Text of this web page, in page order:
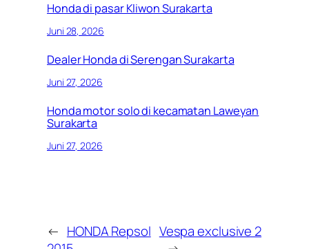
Honda di pasar Kliwon Surakarta
Juni 28, 2026
Dealer Honda di Serengan Surakarta
Juni 27, 2026
Honda motor solo di kecamatan Laweyan
Surakarta
Juni 27, 2026
← HONDA Repsol Vespa exclusive 2